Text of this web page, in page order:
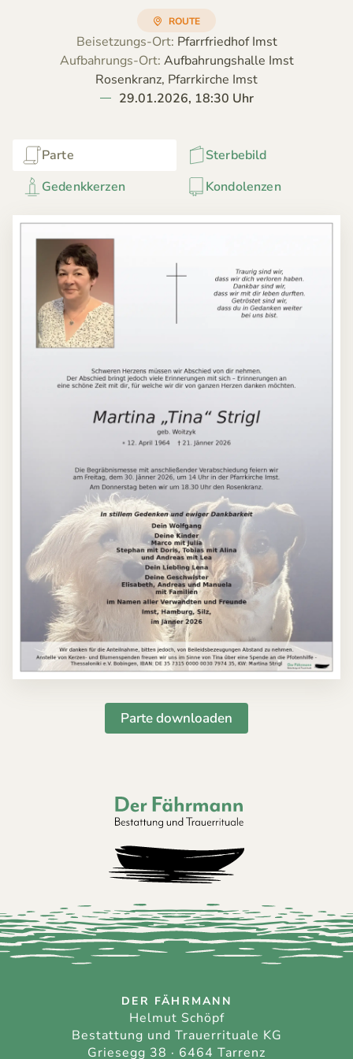
ROUTE
Beisetzungs-Ort: Pfarrfriedhof Imst
Aufbahrungs-Ort: Aufbahrungshalle Imst
Rosenkranz, Pfarrkirche Imst
29.01.2026, 18:30 Uhr
Parte
Sterbebild
Gedenkkerzen
Kondolenzen
Parte downloaden
Der Fährmann - Bestattung und
DER FÄHRMANN
Helmut Schöpf
Bestattung und Trauerrituale KG
Griesegg 38 · 6464 Tarrenz